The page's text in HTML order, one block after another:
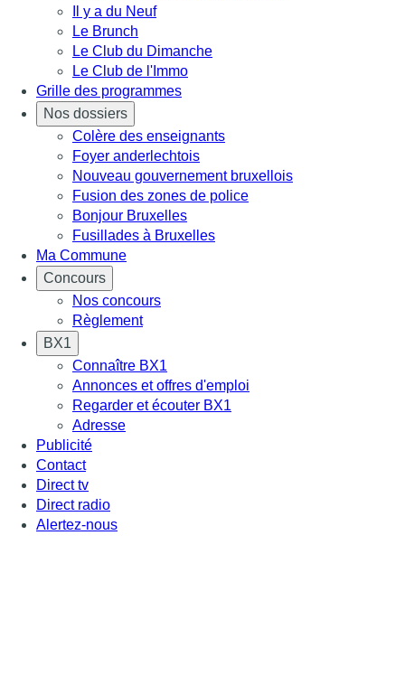
Il y a du Neuf
Le Brunch
Le Club du Dimanche
Le Club de l'Immo
Grille des programmes
Nos dossiers
Colère des enseignants
Foyer anderlechtois
Nouveau gouvernement bruxellois
Fusion des zones de police
Bonjour Bruxelles
Fusillades à Bruxelles
Ma Commune
Concours
Nos concours
Règlement
BX1
Connaître BX1
Annonces et offres d'emploi
Regarder et écouter BX1
Adresse
Publicité
Contact
Direct tv
Direct radio
Alertez-nous